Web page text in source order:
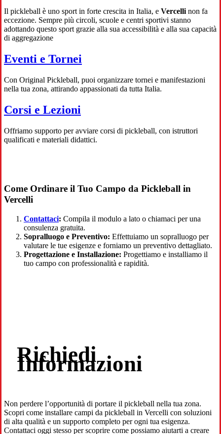
Il pickleball è uno sport in forte crescita in Italia, e Vercelli non fa
eccezione. Sempre più circoli, scuole e centri sportivi stanno
adottando questo sport grazie alla sua accessibilità e alla sua capacità
di aggregazione
Eventi e Tornei
Con Original Pickleball, puoi organizzare tornei e manifestazioni
nella tua zona, attirando appassionati da tutta Italia.
Corsi e Lezioni
Offriamo supporto per avviare corsi di pickleball, con istruttori
qualificati e materiali didattici.
Come Ordinare il Tuo Campo da Pickleball in
Vercelli
Contattaci: Compila il modulo a lato o chiamaci per una
consulenza gratuita.
Sopralluogo e Preventivo: Effettuiamo un sopralluogo per
valutare le tue esigenze e forniamo un preventivo dettagliato.
Progettazione e Installazione: Progettiamo e installiamo il
tuo campo con professionalità e rapidità.
Richiedi
Informazioni
Non perdere l’opportunità di portare il pickleball nella tua zona.
Scopri come installare campi da pickleball in Vercelli con soluzioni
di alta qualità e un supporto completo per ogni tua esigenza.
Contattaci oggi stesso per scoprire come possiamo aiutarti a creare